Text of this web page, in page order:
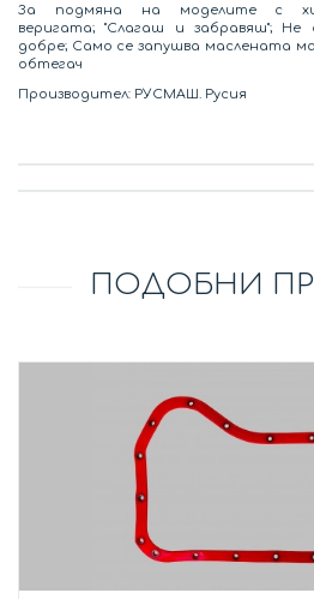
За подмяна на моделите с
веригата; "Слагаш и забравяш";
добре; Само се запушва маслената
обтегач
Производител: РУСМАШ. Русия
ПОДОБНИ